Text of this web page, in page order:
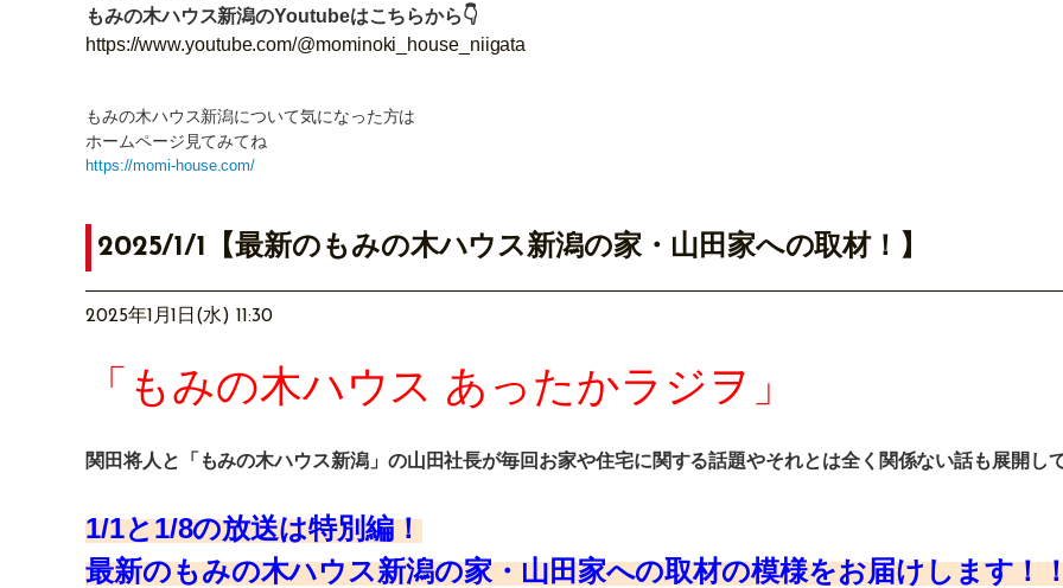
もみの木ハウス新潟のYoutubeはこちらから👇
https://www.youtube.com/@mominoki_house_niigata
もみの木ハウス新潟について気になった方は
ホームページ見てみてね
https://momi-house.com/
2025/1/1【最新のもみの木ハウス新潟の家・山田家への取材！】
2025年1月1日(水) 11:30
「もみの木ハウス あったかラジヲ」
関田将人と「もみの木ハウス新潟」の山田社長が毎回 お家や住宅に関する話題やそれとは全く関係ない話も展開し
1/1と1/8の放送は特別編！
最新のもみの木ハウス新潟の家・山田家への取材の模様をお届けします！